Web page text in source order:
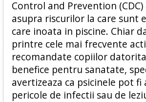
Control and Prevention
asupra riscurilor la care sunt
care inoata in piscine. Chiar
printre cele mai frecvente
recomandate copiilor
benefice pentru sanatate,
avertizeaza ca psicinele pot fi
pericole de infectii sau de